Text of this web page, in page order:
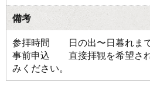
備考
参拝時間 日の出〜日暮れま
事前申込 直接拝観を希望さ
みください。